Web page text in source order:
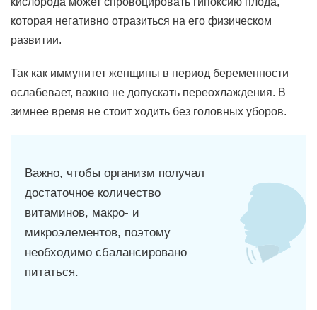
которая негативно отразиться на его физическом
развитии.
Так как иммунитет женщины в период беременности
ослабевает, важно не допускать переохлаждения. В
зимнее время не стоит ходить без головных уборов.
Важно, чтобы организм получал
достаточное количество
витаминов, макро- и
микроэлементов, поэтому
необходимо сбалансировано
питаться.